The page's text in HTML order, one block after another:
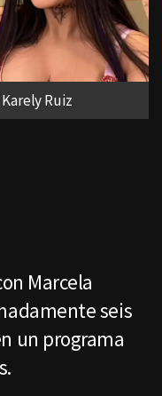
Ruiz
Marcela
seis
un programa